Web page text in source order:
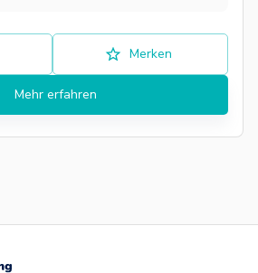
Merken
Mehr erfahren